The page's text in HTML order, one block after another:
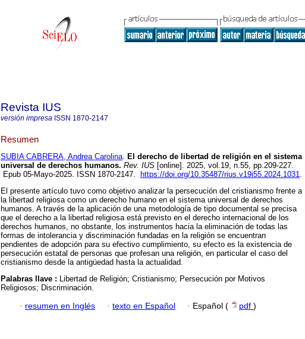
Revista IUS
versión impresa ISSN 1870-2147
Resumen
SUBIA CABRERA, Andrea Carolina. El derecho de libertad de religión en el sistema
universal de derechos humanos. Rev. IUS [online]. 2025, vol.19, n.55, pp.209-227.
Epub 05-Mayo-2025. ISSN 1870-2147.
https://doi.org/10.35487/rius.v19i55.2024.1031.
El presente artículo tuvo como objetivo analizar la persecución del cristianismo frente a
la libertad religiosa como un derecho humano en el sistema universal de derechos
humanos. A través de la aplicación de una metodología de tipo documental se precisa
que el derecho a la libertad religiosa está previsto en el derecho internacional de los
derechos humanos, no obstante, los instrumentos hacia la eliminación de todas las
formas de intolerancia y discriminación fundadas en la religión se encuentran
pendientes de adopción para su efectivo cumplimiento, su efecto es la existencia de
persecución estatal de personas que profesan una religión, en particular el caso del
cristianismo desde la antigüedad hasta la actualidad.
Palabras llave : Libertad de Religión; Cristianismo; Persecución por Motivos
Religiosos; Discriminación.
· resumen en Inglés · texto en Español · Español ( pdf )